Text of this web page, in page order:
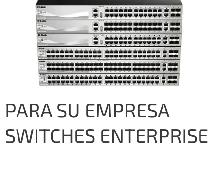
PARA SU EMPRESA
SWITCHES ENTERPRISE